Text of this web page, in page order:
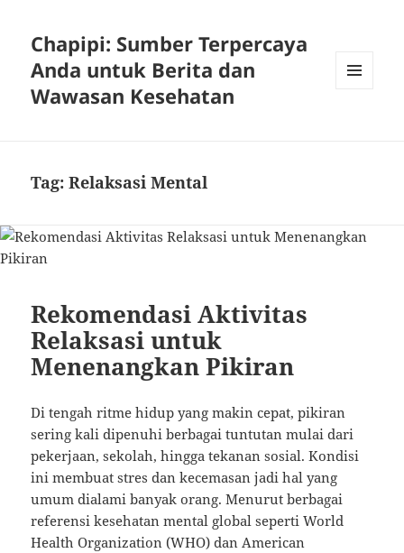
Chapipi: Sumber Terpercaya
Anda untuk Berita dan
Wawasan Kesehatan
Tag:Relaksasi Mental
Rekomendasi Aktivitas
Relaksasi untuk
Menenangkan Pikiran
Di tengah ritme hidup yang makin cepat, pikiran
sering kali dipenuhi berbagai tuntutan mulai dari
pekerjaan, sekolah, hingga tekanan sosial. Kondisi
ini membuat stres dan kecemasan jadi hal yang
umum dialami banyak orang. Menurut berbagai
referensi kesehatan mental global seperti World
Health Organization (WHO) dan American